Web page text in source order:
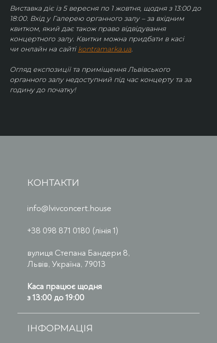
Виставка діє із 5 вересня по 1 жовтня, щодня з 13:00 до
18:00. Вхід у Галерею органного залу – за вхідним
квитком, який дає також право відвідування
концертного залу. Квитки можна придбати в касі
чи онлайн на сайті kontramarka.ua.
Огляд експозиції та приміщення Львівського
органного залу недоступний під час концерту та за
годину до початку!
КОНТАКТИ
info@lvivconcert.house
+38 098 871 0180 (лінія 1)
вулиця Степана Бандери 8,
Львів, Україна, 79013
Каса працює щодня
з 13:00 до 19:00
ІНФОРМАЦІЯ